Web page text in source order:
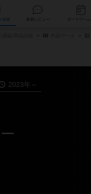
データベース
2023年～